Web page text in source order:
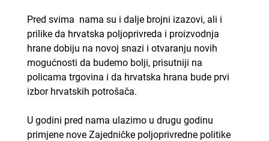
Pred svima nama su i dalje brojni izazovi, ali i
prilike da hrvatska poljoprivreda i proizvodnja
hrane dobiju na novoj snazi i otvaranju novih
mogućnosti da budemo bolji, prisutniji na
policama trgovina i da hrvatska hrana bude prvi
izbor hrvatskih potrošača.
U godini pred nama ulazimo u drugu godinu
primjene nove Zajedničke poljoprivredne politike